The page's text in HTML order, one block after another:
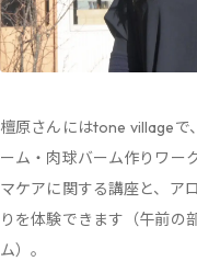
檀原さんにはtone villageで
ーム・肉球バーム作りワー
マケアに関する講座と、ア
りを体験できます（午前の
ム）。